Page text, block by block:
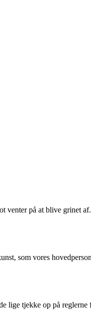
venter på at blive grinet
som vores
lige tjekke op på